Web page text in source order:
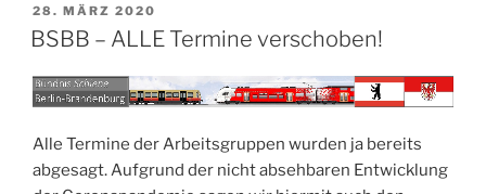
VERÖFFENTLICHT
AM
28. MÄRZ 2020
BSBB – ALLE Termine verschoben!
Alle Termine der Arbeitsgruppen wurden ja bereits
abgesagt. Aufgrund der nicht absehbaren Entwicklung